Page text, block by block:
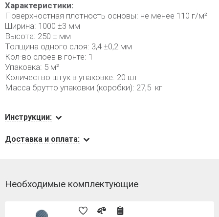
Характеристики:
Поверхностная плотность основы: не менее 110 г/м²
Ширина: 1000 ±3 мм
Высота: 250 ± мм
Толщина одного слоя: 3,4 ±0,2 мм
Кол-во слоев в гонте: 1
Упаковка: 5 м²
Количество штук в упаковке: 20 шт
Масса брутто упаковки (коробки): 27,5 кг
Инструкции:
Доставка и оплата:
Необходимые комплектующие